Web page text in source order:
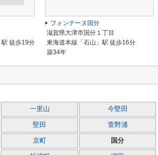
徒歩19分
フォンテーヌ国分
滋賀県大津市国分１丁目
東海道本線「石山」駅 徒歩16分
築34年
一里山 今堅田
堅田 萱野浦
京町 国分